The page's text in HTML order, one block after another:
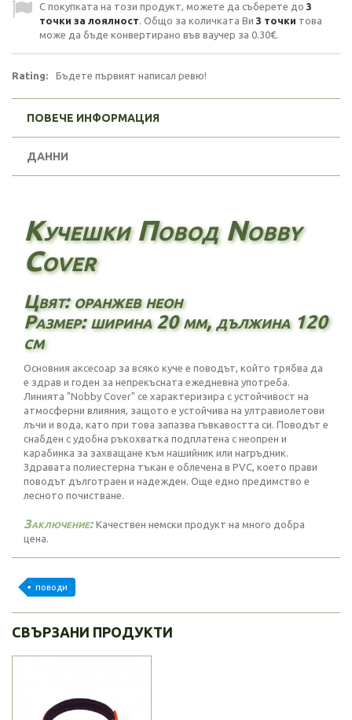
С покупката на този продукт, можете да съберете до 3
точки за лоялност. Общо за количката Ви 3 точки това
може да бъде конвертирано във ваучер за 0.30€.
Rating: Бъдете първият написал ревю!
ПОВЕЧЕ ИНФОРМАЦИЯ
ДАННИ
Кучешки Повод Nobby
Cover
Цвят: оранжев неон
Размер: ширина 20 мм, дължина 120
см
Основния аксесоар за всяко куче е поводът, който трябва да
е здрав и годен за непрекъсната ежедневна употреба.
Линията "Nobby Cover" се характеризира с устойчивост на
атмосферни влияния, защото е устойчива на ултравиолетови
лъчи и вода, като при това запазва гъвкавостта си. Поводът е
снабден с удобна ръкохватка подплатена с неопрен и
карабинка за захващане към нашийник или нагръдник.
Здравата полиестерна тъкан е облечена в PVC, което прави
поводът дълготраен и надежден. Още едно предимство е
лесното почистване.
Заключение: Качествен немски продукт на много добра
цена.
поводи
СВЪРЗАНИ ПРОДУКТИ